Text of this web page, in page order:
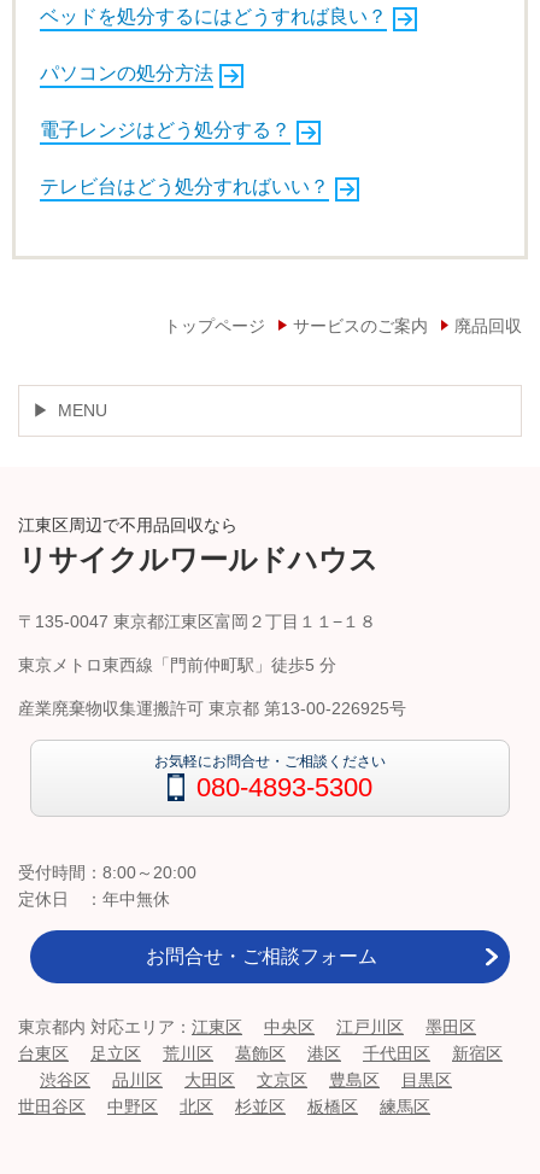
ベッドを処分するにはどうすれば良い？
パソコンの処分方法
電子レンジはどう処分する？
テレビ台はどう処分すればいい？
トップページ サービスのご案内 廃品回収
MENU
江東区周辺で不用品回収なら
リサイクルワールドハウス
〒135-0047 東京都江東区富岡２丁目１１−１８
東京メトロ東西線「門前仲町駅」徒歩5 分
産業廃棄物収集運搬許可 東京都 第13-00-226925号
お気軽にお問合せ・ご相談ください
080-4893-5300
受付時間：8:00～20:00
定休日 ：年中無休
お問合せ・ご相談フォーム
東京都内 対応エリア： 江東区 中央区 江戸川区
墨田区
台東区
足立区 荒川区 葛飾区 港区 千代田区
新宿区
渋谷区
品川区 大田区 文京区 豊島区
目黒区
世田谷区
中野区 北区 杉並区 板橋区 練馬区